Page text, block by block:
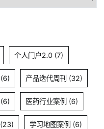
个人门户2.0 (7)
(6) 产品迭代周刊 (32)
(6) 医药行业案例 (6)
(23) 学习地图案例 (6)